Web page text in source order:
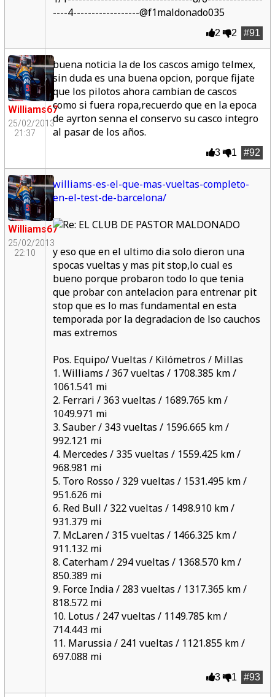
----4------------------@f1maldonado035
#91
2 2
Williams67
25/02/2013
21:37
buena noticia la de los cascos amigo telmex,
sin duda es una buena opcion, porque fijate
que los pilotos ahora cambian de cascos
como si fuera ropa,recuerdo que en la epoca
de ayrton senna el conservo su casco integro
al pasar de los años.
#92
3 1
Williams67
25/02/2013
22:10
williams-es-el-que-mas-vueltas-completo-
en-el-test-de-barcelona/
y eso que en el ultimo dia solo dieron una
spocas vueltas y mas pit stop,lo cual es
bueno porque probaron todo lo que tenia
que probar con antelacion para entrenar pit
stop que es lo mas fundamental en esta
temporada por la degradacion de lso cauchos
mas extremos
Pos. Equipo/ Vueltas / Kilómetros / Millas
1. Williams / 367 vueltas / 1708.385 km /
1061.541 mi
2. Ferrari / 363 vueltas / 1689.765 km /
1049.971 mi
3. Sauber / 343 vueltas / 1596.665 km /
992.121 mi
4. Mercedes / 335 vueltas / 1559.425 km /
968.981 mi
5. Toro Rosso / 329 vueltas / 1531.495 km /
951.626 mi
6. Red Bull / 322 vueltas / 1498.910 km /
931.379 mi
7. McLaren / 315 vueltas / 1466.325 km /
911.132 mi
8. Caterham / 294 vueltas / 1368.570 km /
850.389 mi
9. Force India / 283 vueltas / 1317.365 km /
818.572 mi
10. Lotus / 247 vueltas / 1149.785 km /
714.443 mi
11. Marussia / 241 vueltas / 1121.855 km /
697.088 mi
#93
3 1